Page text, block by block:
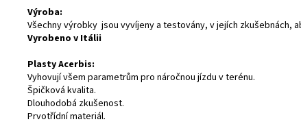
Výroba:
Všechny výrobky jsou vyvíjeny a testovány, v jejích zkušebnách,
Vyrobeno v Itálii
Plasty Acerbis:
Vyhovují všem parametrům pro náročnou jízdu v terénu.
Špičková kvalita.
Dlouhodobá zkušenost.
Prvotřídní materiál.